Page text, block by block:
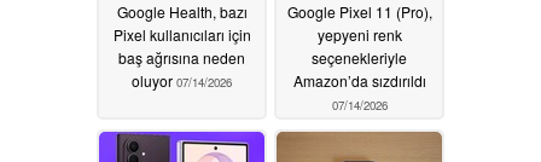
Google Health, bazı
Pixel kullanıcıları için
baş ağrısına neden
oluyor 07/14/2026
Google Pixel 11 (Pro),
yepyeni renk
seçenekleriyle
Amazon’da sızdırıldı
07/14/2026